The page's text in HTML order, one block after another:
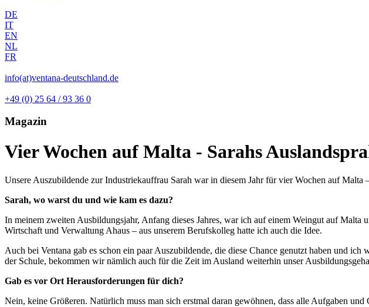
DE
IT
EN
NL
FR
info(at)ventana-deutschland.de
+49 (0) 25 64 / 93 36 0
Magazin
Vier Wochen auf Malta - Sarahs
Unsere Auszubildende zur Industriekauffrau Sarah war in diesem Jahr für vier Wochen auf
Sarah, wo warst du und wie kam es dazu?
In meinem zweiten Ausbildungsjahr, Anfang dieses Jahres, war ich auf einem Weingut auf
Wirtschaft und Verwaltung Ahaus – aus unserem Berufskolleg hatte ich auch die Idee.
Auch bei Ventana gab es schon ein paar Auszubildende, die diese Chance genutzt haben und
der Schule, bekommen wir nämlich auch für die Zeit im Ausland weiterhin unser
Gab es vor Ort Herausforderungen für dich?
Nein, keine Größeren. Natürlich muss man sich erstmal daran gewöhnen, dass alle Aufgaben